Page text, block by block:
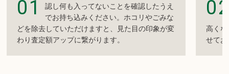
01
認し何も入ってないことを確認したうえ
でお持ち込みください。ホコリやごみな
どを除去していただけますと、見た目の印象が変
わり査定額アップに繋がります。
高く
せて